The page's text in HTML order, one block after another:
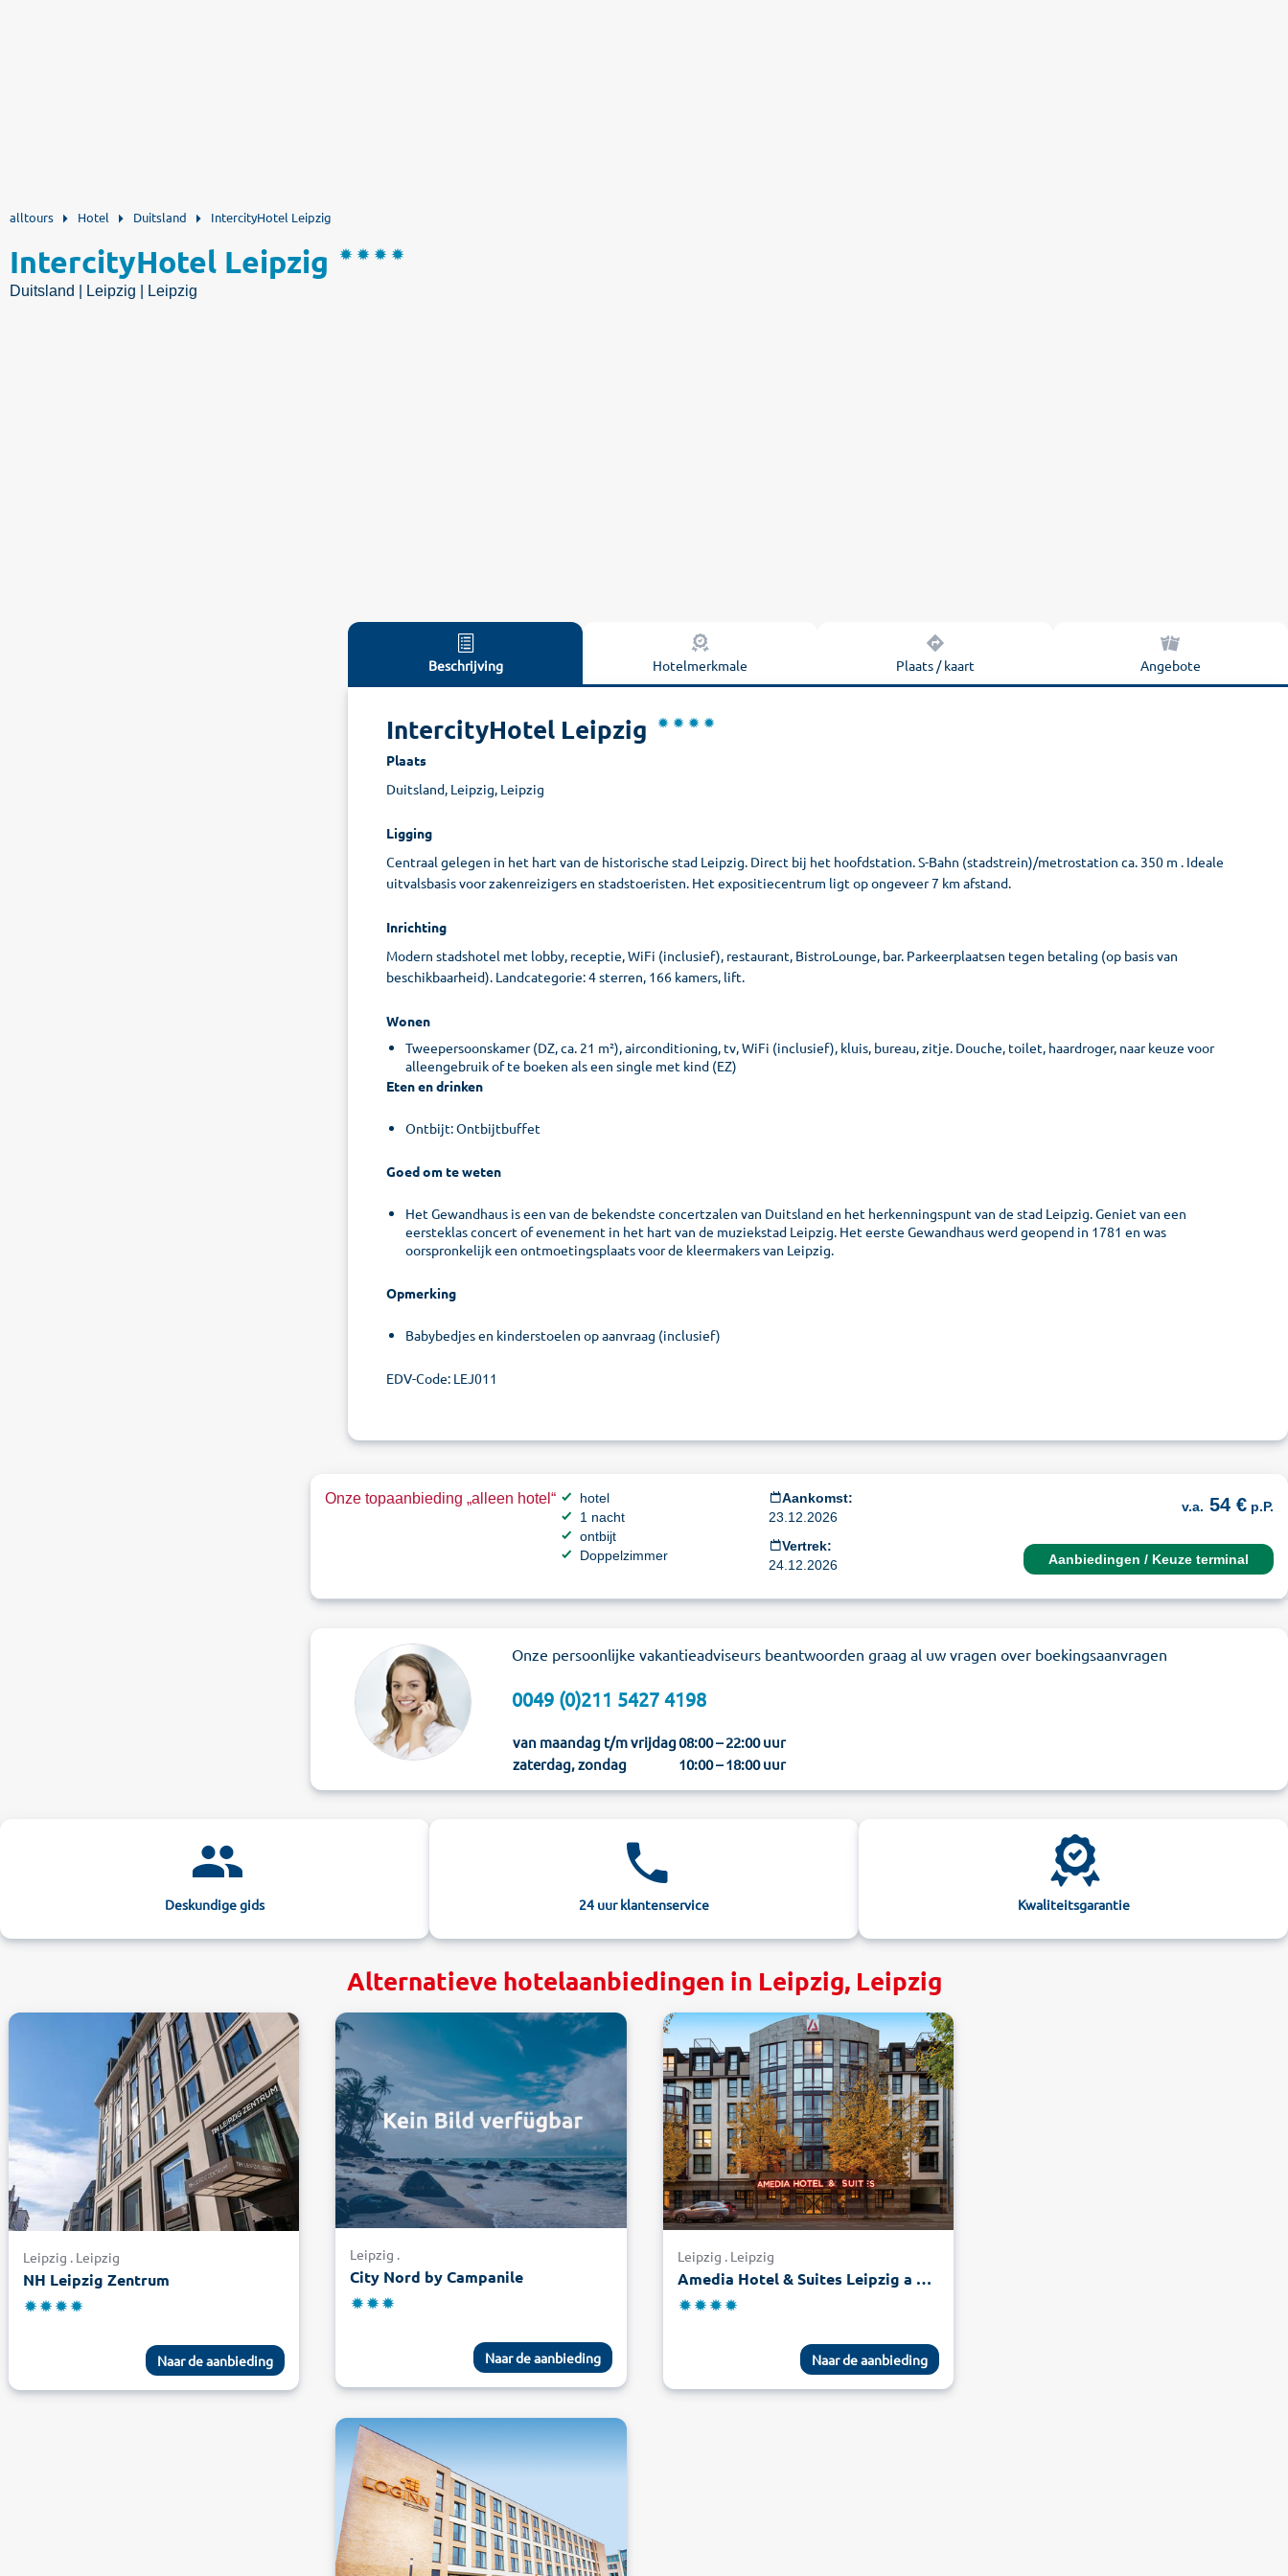
alltours Hotel Duitsland IntercityHotel Leipzig
IntercityHotel Leipzig
Duitsland | Leipzig | Leipzig
Beschrijving Hotelmerkmale Plaats / kaart Angebote
IntercityHotel Leipzig
Plaats
Duitsland, Leipzig, Leipzig
Ligging
Centraal gelegen in het hart van de historische stad Leipzig. Direct bij het hoofdstation. S-Bahn (stadstrein)/metrostation ca. 350 m . Ideale
uitvalsbasis voor zakenreizigers en stadstoeristen. Het expositiecentrum ligt op ongeveer 7 km afstand.
Inrichting
Modern stadshotel met lobby, receptie, WiFi (inclusief), restaurant, BistroLounge, bar. Parkeerplaatsen tegen betaling (op basis van
beschikbaarheid). Landcategorie: 4 sterren, 166 kamers, lift.
Wonen
Tweepersoonskamer (DZ, ca. 21 m²), airconditioning, tv, WiFi (inclusief), kluis, bureau, zitje. Douche, toilet, haardroger, naar keuze voor
alleengebruik of te boeken als een single met kind (EZ)
Eten en drinken
Ontbijt: Ontbijtbuffet
Goed om te weten
Het Gewandhaus is een van de bekendste concertzalen van Duitsland en het herkenningspunt van de stad Leipzig. Geniet van een
eersteklas concert of evenement in het hart van de muziekstad Leipzig. Het eerste Gewandhaus werd geopend in 1781 en was
oorspronkelijk een ontmoetingsplaats voor de kleermakers van Leipzig.
Opmerking
Babybedjes en kinderstoelen op aanvraag (inclusief)
EDV-Code: LEJ011
Onze topaanbieding „alleen hotel“
hotel
1 nacht
ontbijt
Doppelzimmer
Aankomst:
23.12.2026
Vertrek:
24.12.2026
v.a. 54 € p.P.
Aanbiedingen / Keuze terminal
Onze persoonlijke vakantieadviseurs beantwoorden graag al uw vragen over boekingsaanvragen
0049 (0)211 5427 4198
van maandag t/m vrijdag08:00 – 22:00 uur
zaterdag, zondag
10:00 – 18:00 uur
Deskundige gids 24 uur klantenservice Kwaliteitsgarantie
Alternatieve hotelaanbiedingen in Leipzig, Leipzig
Leipzig . Leipzig
NH Leipzig Zentrum
Naar de aanbieding
Leipzig .
City Nord by Campanile
Naar de aanbieding
Leipzig . Leipzig
Amedia Hotel & Suites Leipzig a Trademark Collection by Wyndham
Naar de aanbieding